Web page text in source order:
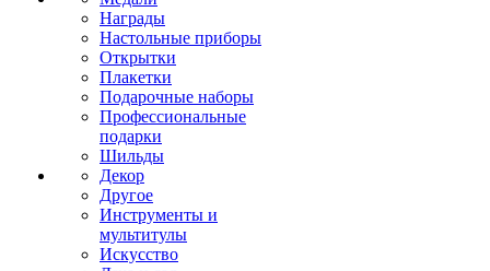
Награды
Настольные приборы
Открытки
Плакетки
Подарочные наборы
Профессиональные
подарки
Шильды
Декор
Другое
Инструменты и
мультитулы
Искусство